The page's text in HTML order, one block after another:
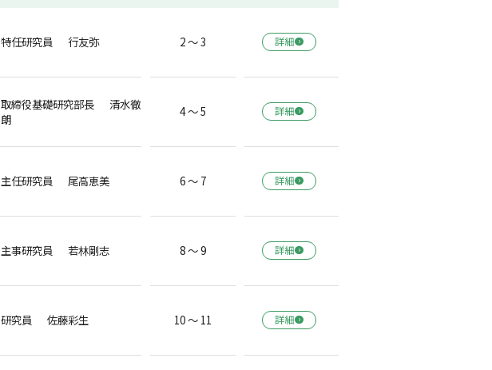
特任研究員 行友弥 2 ～ 3 詳細
取締役基礎研究部長 清水徹
朗
4 ～ 5 詳細
主任研究員 尾高恵美 6 ～ 7 詳細
主事研究員 若林剛志 8 ～ 9 詳細
研究員 佐藤彩生 10 ～ 11 詳細